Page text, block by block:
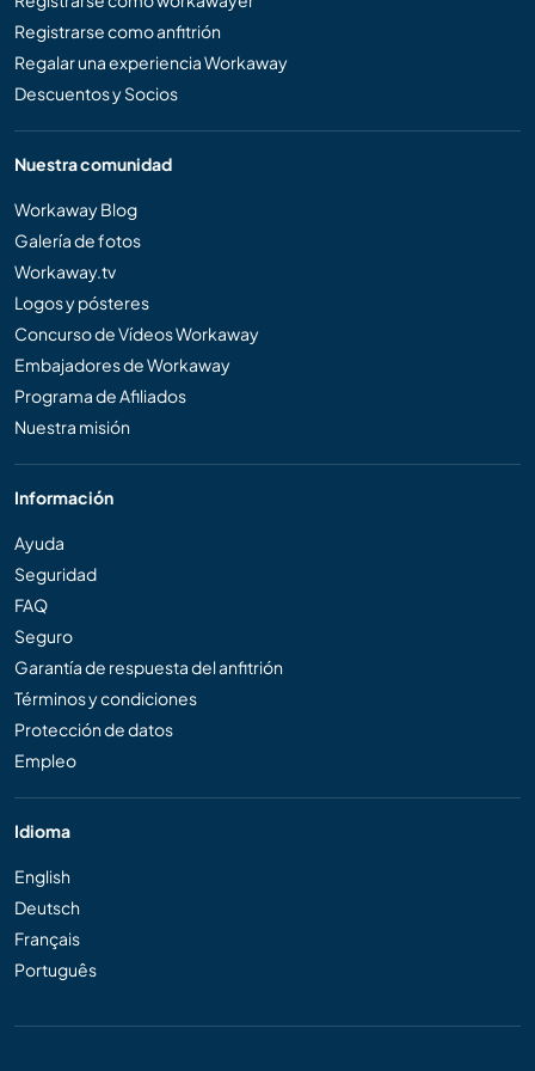
Registrarse como anfitrión
Regalar una experiencia Workaway
Descuentos y Socios
Nuestra comunidad
Workaway Blog
Galería de fotos
Workaway.tv
Logos y pósteres
Concurso de Vídeos Workaway
Embajadores de Workaway
Programa de Afiliados
Nuestra misión
Información
Ayuda
Seguridad
FAQ
Seguro
Garantía de respuesta del anfitrión
Términos y condiciones
Protección de datos
Empleo
Idioma
English
Deutsch
Français
Português